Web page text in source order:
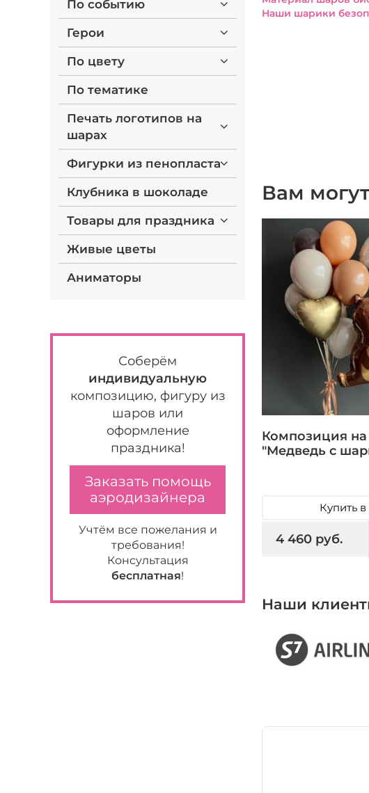
По событию
Герои
По цвету
По тематике
Печать логотипов на
шарах
Фигурки из пенопласта
Клубника в шоколаде
Товары для праздника
Живые цветы
Аниматоры
Соберём
индивидуальную
композицию, фигуру из
шаров или
оформление
праздника!
Заказать помощь
аэродизайнера
Учтём все пожелания и
требования!
Консультация
бесплатная!
Наши шарики
Вам
Композиция на
"Медведь с
Купить в
4 460 руб.
Наши